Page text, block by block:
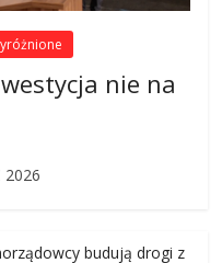
nie na
2026
budują drogi z